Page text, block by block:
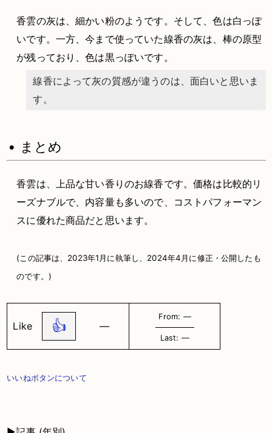
香雲の灰は、細かい粉のようです。そして、色は白っぽ
いです。一方、今まで使っていた線香の灰は、棒の原型
が残っており、色は黒っぽいです。
線香によって灰の質感が違うのは、面白いと思いま
す。
• まとめ
香雲は、上品な甘い香りのお線香です。価格は比較的リ
ーズナブルで、内容量も多いので、コストパフォーマン
スに優れた商品だと思います。
(この記事は、2023年1月に執筆し、2024年4月に修正・公開したも
のです。)
Like 👍 ―
From: ―
Last: ―
いいねボタンについて